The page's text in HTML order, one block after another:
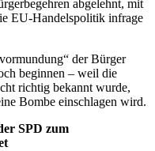
abgelehnt, mit
EU-Handelspolitik infrage
der Bürger
beginnen – weil die
richtig bekannt wurde,
Bombe einschlagen wird.
SPD zum